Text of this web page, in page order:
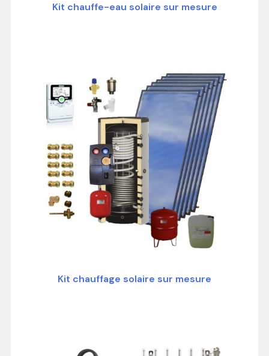
Kit chauffe-eau solaire sur mesure
Kit chauffage solaire sur mesure